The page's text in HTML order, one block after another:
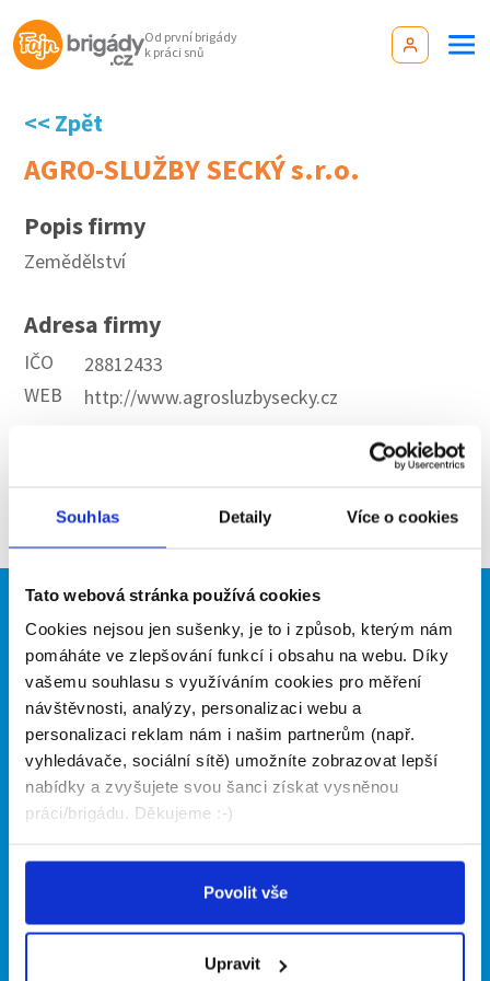
Souhlas Detaily Více o cookies
Tato webová stránka používá cookies
Cookies nejsou jen sušenky, je to i způsob, kterým nám
pomáháte ve zlepšování funkcí i obsahu na webu. Díky
vašemu souhlasu s využíváním cookies pro měření
návštěvnosti, analýzy, personalizaci webu a
personalizaci reklam nám i našim partnerům (např.
vyhledávače, sociální sítě) umožníte zobrazovat lepší
nabídky a zvyšujete svou šanci získat vysněnou
práci/brigádu. Děkujeme :-)
Povolit vše
Upravit
Od první brigády
k práci snů
<< Zpět
AGRO-SLUŽBY SECKÝ s.r.o.
Popis firmy
Zemědělství
Adresa firmy
IČO
28812433
WEB
http://www.agrosluzbysecky.cz
Firma nyní nemá žádné volné pozice. Zkuste to
prosím znovu za pár dní.
Brigádníci
Články
Hledané brigády
Firmy
Vložit inzerát
Ceník
Propagace
O portálu
O nás
Upravit předvolby cookies
Statistiky pro média
Naše další projekty
Fajn brigády
Nabídka práce z celé ČR
INwork.cz